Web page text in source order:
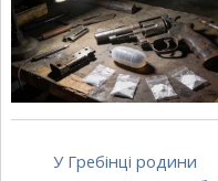
У Гребінці родини